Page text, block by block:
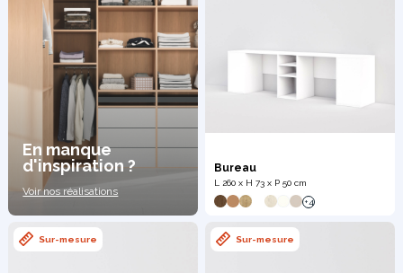
En manque
d'inspiration ?
Voir nos réalisations
Bureau
L 260 x H 73 x P 50 cm
+4
Sur-mesure Sur-mesure